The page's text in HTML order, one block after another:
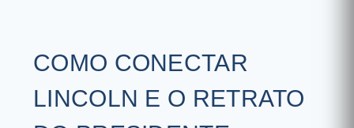
COMO CONECTAR
LINCOLN E O RETRATO